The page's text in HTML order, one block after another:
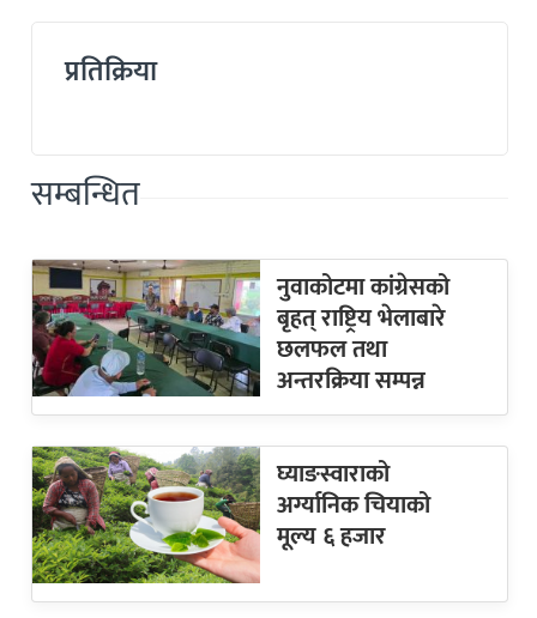
प्रतिक्रिया
सम्बन्धित
नुवाकोटमा कांग्रेसको
बृहत् राष्ट्रिय भेलाबारे
छलफल तथा
अन्तरक्रिया सम्पन्न
घ्याङस्वाराको
अर्ग्यानिक चियाको
मूल्य ६ हजार